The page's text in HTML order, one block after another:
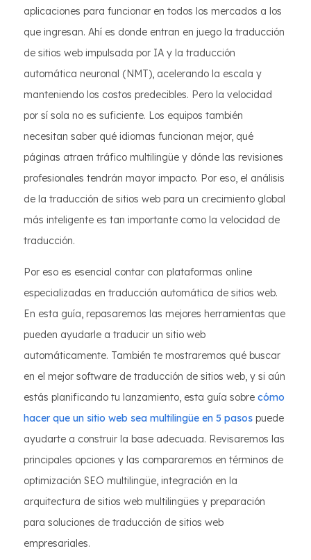
aplicaciones para funcionar en todos los mercados a los
que ingresan. Ahí es donde entran en juego la traducción
de sitios web impulsada por IA y la traducción
automática neuronal (NMT), acelerando la escala y
manteniendo los costos predecibles. Pero la velocidad
por sí sola no es suficiente. Los equipos también
necesitan saber qué idiomas funcionan mejor, qué
páginas atraen tráfico multilingüe y dónde las revisiones
profesionales tendrán mayor impacto. Por eso, el análisis
de la traducción de sitios web para un crecimiento global
más inteligente es tan importante como la velocidad de
traducción.
Por eso es esencial contar con plataformas online
especializadas en traducción automática de sitios web.
En esta guía, repasaremos las mejores herramientas que
pueden ayudarle a traducir un sitio web
automáticamente. También te mostraremos qué buscar
en el mejor software de traducción de sitios web, y si aún
estás planificando tu lanzamiento, esta guía sobre cómo
hacer que un sitio web sea multilingüe en 5 pasos puede
ayudarte a construir la base adecuada. Revisaremos las
principales opciones y las compararemos en términos de
optimización SEO multilingüe, integración en la
arquitectura de sitios web multilingües y preparación
para soluciones de traducción de sitios web
empresariales.